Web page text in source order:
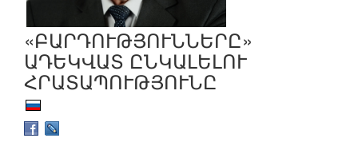
«ԲԱՐԴՈՒԹՅՈՒՆՆԵՐԸ»
ԱԴԵԿՎԱՏ ԸՆԿԱԼԵԼՈՒ
ՀՐԱՏԱՊՈՒԹՅՈՒՆԸ